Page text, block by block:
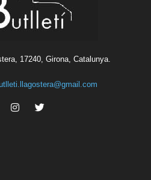
17240, Girona, Catalunya.